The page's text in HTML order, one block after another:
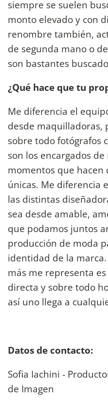
siempre se suelen
monto elevado y con
renombre también,
de segunda mano o
son bastantes
¿Qué hace que tu
Me diferencia el
desde maquilladoras,
sobre todo fotógrafos
son los encargados
momentos que hacen
únicas. Me diferencia
las distintas
sea desde amable,
que podamos juntos
producción de moda
identidad de la
más me representa
directa y sobre todo
así uno llega a
Datos de contacto:
Sofia Iachini -
de Imagen